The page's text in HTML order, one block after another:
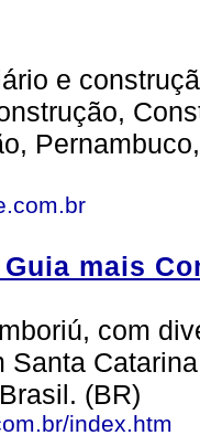
e
mais
com
Santa
(BR)
index.htm